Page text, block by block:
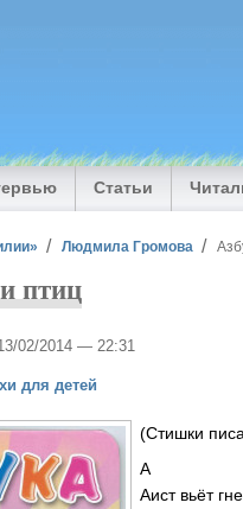
Статьи
Людмила Громова
птиц
13/02/2014 — 22:31
для детей
(Стишки
А
Аист вьёт